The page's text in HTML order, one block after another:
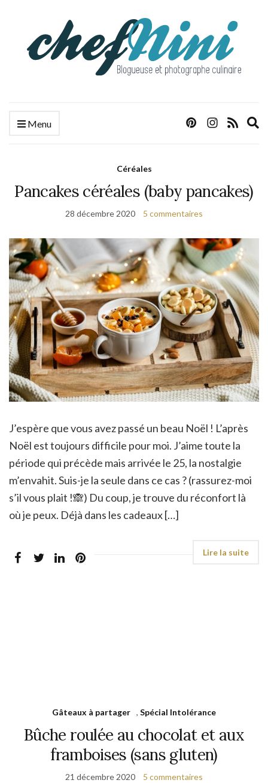
Menu
Céréales
Pancakes céréales (baby pancakes)
28 décembre 2020 5 commentaires
J’espère que vous avez passé un beau Noël ! L’après
Noël est toujours difficile pour moi. J’aime toute la
période qui précède mais arrivée le 25, la nostalgie
m’envahit. Suis-je la seule dans ce cas ? (rassurez-moi
s’il vous plait !🙈) Du coup, je trouve du réconfort là
où je peux. Déjà dans les cadeaux […]
Gâteaux à partager , Spécial Intolérance
Bûche roulée au chocolat et aux
framboises (sans gluten)
21 décembre 2020 5 commentaires